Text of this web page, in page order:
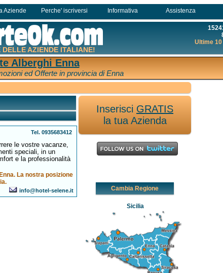
Aziende Perche' iscriversi Informativa Assistenza
DELLE AZIENDE ITALIANE!
Ultime
Alberghi Enna
ed Offerte in provincia di Enna
Tel. 0935683412
le vostre vacanze,
speciali, in un
e la professionalità
La nostra posizione
info@hotel-selene.it
Inserisci GRATIS
la tua Azienda
Cambia Regione
Sicilia